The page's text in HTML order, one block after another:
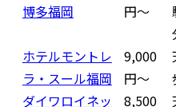
博多福岡
円〜
ホテルモントレ
ラ・スール福岡
9,000
円〜
ダイワロイネッ
8,500